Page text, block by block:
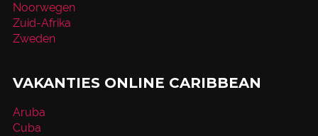
Noorwegen
Zuid-Afrika
Zweden
VAKANTIES ONLINE CARIBBEAN
Aruba
Cuba